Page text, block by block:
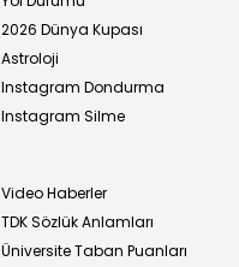
2026 Dünya Kupası
Astroloji
Instagram Dondurma
Instagram Silme
Video Haberler
TDK Sözlük Anlamları
Üniversite Taban Puanları